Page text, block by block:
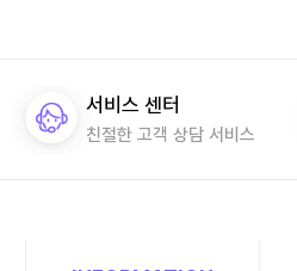
서비스 센터
친절한 고객 상담 서비스